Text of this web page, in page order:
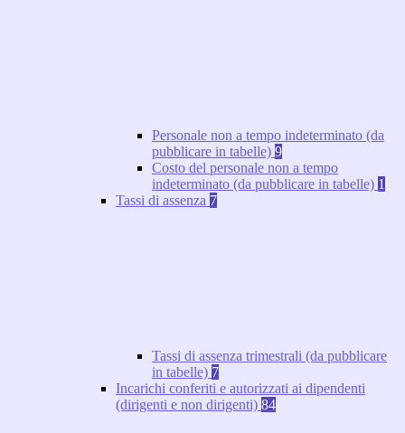
Personale non a tempo indeterminato (da
pubblicare in tabelle) 9
Costo del personale non a tempo
indeterminato (da pubblicare in tabelle) 1
Tassi di assenza 7
Tassi di assenza trimestrali (da pubblicare
in tabelle) 7
Incarichi conferiti e autorizzati ai dipendenti
(dirigenti e non dirigenti) 84